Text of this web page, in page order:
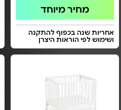
מחיר מיוחד
אחריות שנה בכפוף להתקנה
ושימוש לפי הוראות היצרן